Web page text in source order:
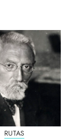
RUTAS